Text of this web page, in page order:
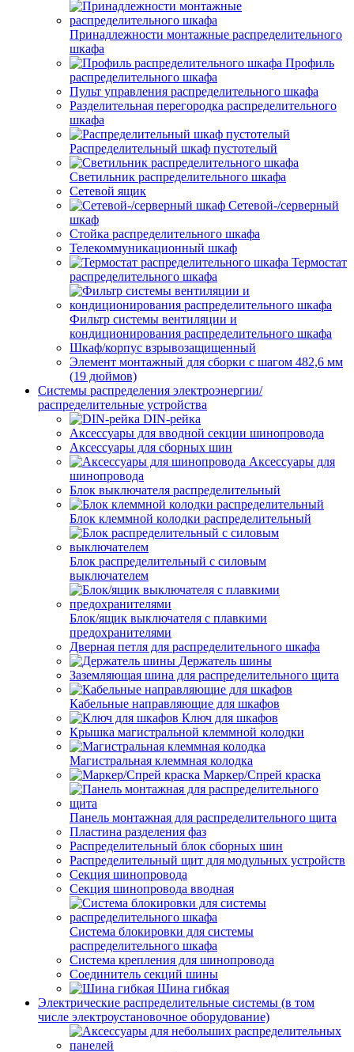
Принадлежности монтажные распределительного
шкафа
Профиль
распределительного шкафа
Пульт управления распределительного шкафа
Разделительная перегородка распределительного
шкафа
Распределительный шкаф пустотелый
Светильник распределительного шкафа
Сетевой ящик
Сетевой-/серверный
шкаф
Стойка распределительного шкафа
Телекоммуникационный шкаф
Термостат
распределительного шкафа
Фильтр системы вентиляции и
кондиционирования распределительного шкафа
Шкаф/корпус взрывозащищенный
Элемент монтажный для сборки с шагом 482,6 мм
(19 дюймов)
Системы распределения электроэнергии/
распределительные устройства
DIN-рейка
Аксессуары для вводной секции шинопровода
Аксессуары для сборных шин
Аксессуары для
шинопровода
Блок выключателя распределительный
Блок клеммной колодки распределительный
Блок распределительный с силовым
выключателем
Блок/ящик выключателя с плавкими
предохранителями
Дверная петля для распределительного шкафа
Держатель шины
Заземляющая шина для распределительного щита
Кабельные направляющие для шкафов
Ключ для шкафов
Крышка магистральной клеммной колодки
Магистральная клеммная колодка
Маркер/Спрей краска
Панель монтажная для распределительного щита
Пластина разделения фаз
Распределительный блок сборных шин
Распределительный щит для модульных устройств
Секция шинопровода
Секция шинопровода вводная
Система блокировки для системы
распределительного шкафа
Система крепления для шинопровода
Соединитель секций шины
Шина гибкая
Электрические распределительные системы (в том
числе электроустановочное оборудование)